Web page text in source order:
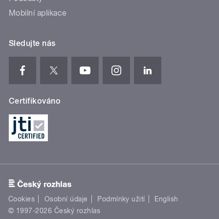
Mobilní aplikace
Sledujte nás
Certifikováno
Cookies Osobní údaje Podmínky užití
English
© 1997-2026 Český rozhlas